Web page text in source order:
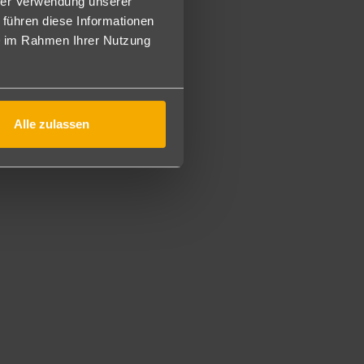
diese Informationen
Rahmen Ihrer Nutzung
Alle zulassen
DD2/1DD)
zwei Sofabetten. Eine Flasche Wasser pro Person pro
die gleiche Ausstattung wie die Superior Zimmer, sind
Schlafbereich ist ausgestattet mit einem Kingsize Bed